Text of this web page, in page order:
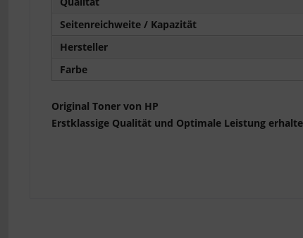
Seitenreichweite / Kapazität
Hersteller
Farbe
Original Toner von HP
Erstklassige Qualität und Optimale Leistung